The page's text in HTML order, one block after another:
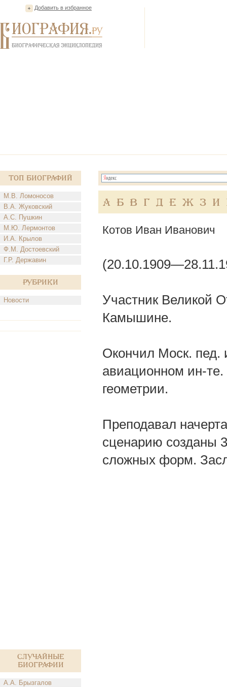
Добавить в избранное
Топ Биографий
М.В. Ломоносов
В.А. Жуковский
А.С. Пушкин
М.Ю. Лермонтов
И.А. Крылов
Ф.М. Достоевский
Г.Р. Державин
Рубрики
Новости
Случайные
биографии
А.А. Брызгалов
А Б В Г Д Е Ж З И
Котов Иван Иванович
Участник Великой
Камышине.
Окончил Моск. пед.
авиационном ин-
геометрии.
Преподавал
сценарию созданы
сложных форм.